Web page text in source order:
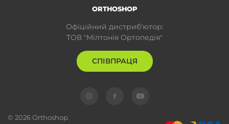
ORTHOSHOP
Офіційний дистриб'ютор:
ТОВ "Мілтонія Ортопедія"
СПІВПРАЦЯ
© 2026 Orthoshop.